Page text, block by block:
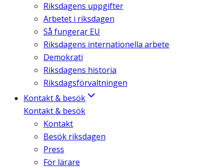
Riksdagens uppgifter
Arbetet i riksdagen
Så fungerar EU
Riksdagens internationella arbete
Demokrati
Riksdagens historia
Riksdagsförvaltningen
Kontakt & besök
Kontakt & besök
Kontakt
Besök riksdagen
Press
För lärare